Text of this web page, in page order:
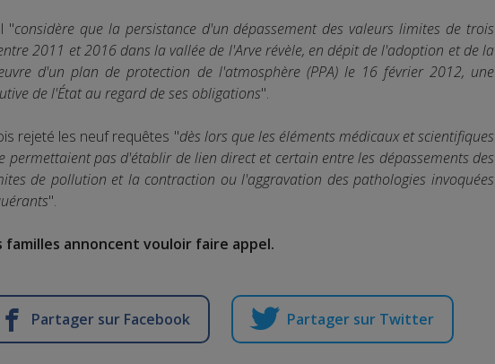
"considère que la persistance d'un dépassement des valeurs limites de trois
2011 et 2016 dans la vallée de l'Arve révèle, en dépit de l'adoption et de la
d'un plan de protection de l'atmosphère (PPA) le 16 février 2012, une
de l'État au regard de ses obligations".
rejeté les neuf requêtes "dès lors que les éléments médicaux et scientifiques
permettaient pas d'établir de lien direct et certain entre les dépassements des
de pollution et la contraction ou l'aggravation des pathologies invoquées
".
familles annoncent vouloir faire appel.
Partager sur Facebook Partager sur Twitter